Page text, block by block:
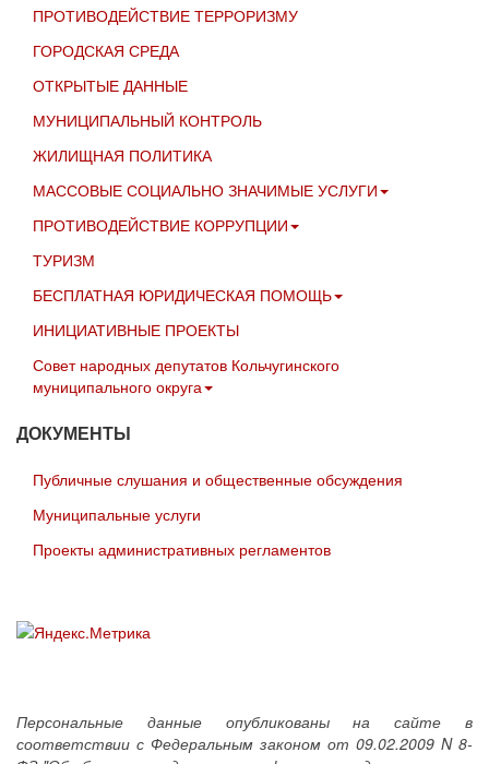
ПРОТИВОДЕЙСТВИЕ ТЕРРОРИЗМУ
ГОРОДСКАЯ СРЕДА
ОТКРЫТЫЕ ДАННЫЕ
МУНИЦИПАЛЬНЫЙ КОНТРОЛЬ
ЖИЛИЩНАЯ ПОЛИТИКА
МАССОВЫЕ СОЦИАЛЬНО ЗНАЧИМЫЕ УСЛУГИ
ПРОТИВОДЕЙСТВИЕ КОРРУПЦИИ
ТУРИЗМ
БЕСПЛАТНАЯ ЮРИДИЧЕСКАЯ ПОМОЩЬ
ИНИЦИАТИВНЫЕ ПРОЕКТЫ
Совет народных депутатов Кольчугинского
муниципального округа
ДОКУМЕНТЫ
Публичные слушания и общественные обсуждения
Муниципальные услуги
Проекты административных регламентов
Персональные данные опубликованы на сайте в
соответствии с Федеральным законом от 09.02.2009 N 8-